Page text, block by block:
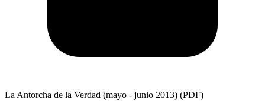
La Antorcha de la Verdad (mayo - junio 2013) (PDF)